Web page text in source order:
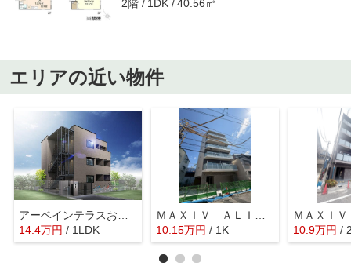
2階 1DK 40.56㎡
エリアの近い物件
14.4万円 / 1LDK
10.15万円 / 1K 10.9万円 /